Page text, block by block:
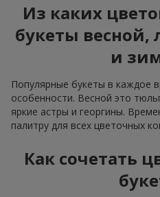
Из каких
букеты весной,
и
Популярные букеты в каждое
особенности. Весной это
яркие астры и георгины.
палитру для всех цветочных
Как сочетать